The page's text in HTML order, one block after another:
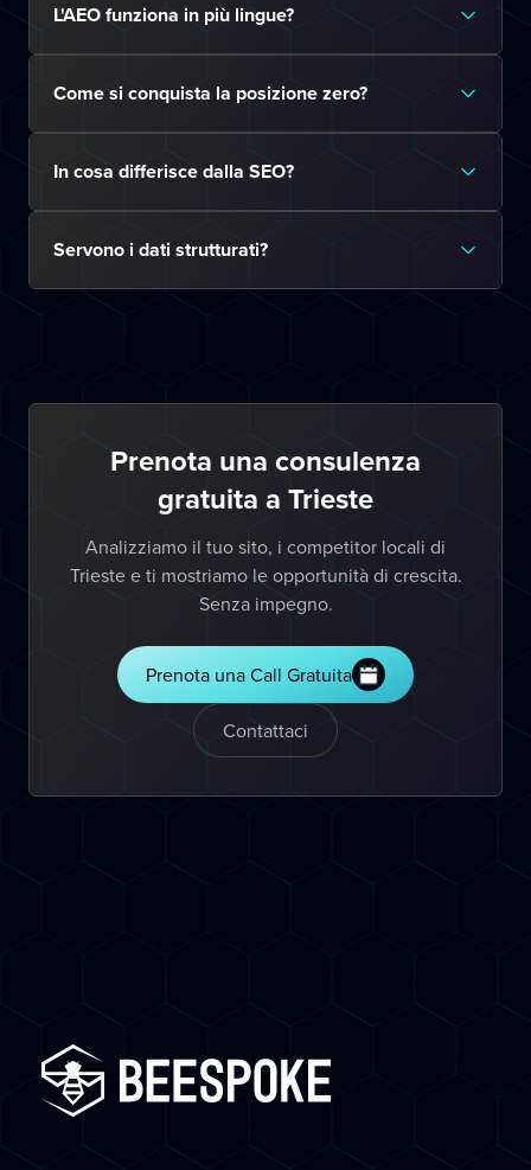
L'AEO funziona in più lingue?
Come si conquista la posizione zero?
In cosa differisce dalla SEO?
Servono i dati strutturati?
Prenota una consulenza
gratuita a Trieste
Analizziamo il tuo sito, i competitor locali di
Trieste e ti mostriamo le opportunità di crescita.
Senza impegno.
Prenota una Call Gratuita
Contattaci